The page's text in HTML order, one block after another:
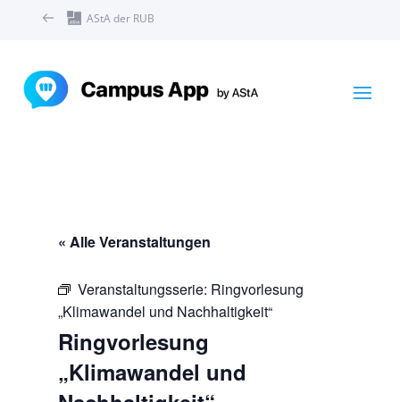
AStA der RUB
« Alle Veranstaltungen
Veranstaltungsserie: Ringvorlesung
„Klimawandel und Nachhaltigkeit“
Ringvorlesung
„Klimawandel und